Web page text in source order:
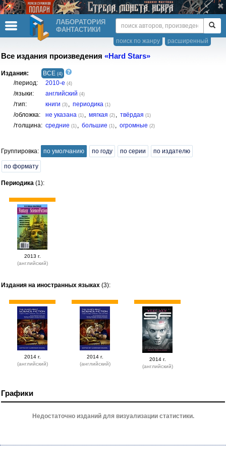
ЛАБОРАТОРИЯ
ФАНТАСТИКИ
расширенный
поиск по жанру
Все издания произведения «Hard Stars»
Издания: ВСЕ (4)
/период: 2010-е (4)
/языки: английский (4)
/тип: книги (3) , периодика (1)
/обложка: не указана (1) , мягкая (2) , твёрдая (1)
/толщина: средние (1) , большие (1) , огромные (2)
Группировка: по умолчанию по году по серии по издателю
по формату
Периодика (1):
2013 г.
(английский)
Издания на иностранных языках (3):
2014 г.
(английский)
2014 г.
(английский)
2014 г.
(английский)
Графики
Недостаточно изданий для визуализации статистики.